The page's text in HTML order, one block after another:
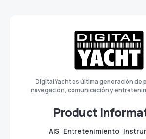
Digital Yacht es última generación de
navegación, comunicación y
Product
AIS Entretenimiento